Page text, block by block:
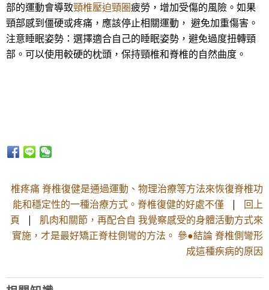
部的運動會導致頸椎壓迫頸圈疲勞，增加受傷的風險。如果
頸部感到僵硬或疼痛，應該停止相關運動， 避免加重傷害。
注意睡眠姿勢：選擇適合自己的睡眠姿勢，避免過度扭轉頸
部。可以使用較硬的枕頭，保持頸椎和脊椎的自然曲度。
椎疼痛 脊椎復健是通過運動、物理治療等方法來恢復脊椎功
能和穩定性的一種治療方式。脊椎復健的好處不僅 | 回上
頁 | 肌肉和關節，再配合自 我覺察感受的身體活動方式來
實施，才是最好矯正脊柱側彎的方法。 參●結論 脊椎側彎形
成這種疾病的原因